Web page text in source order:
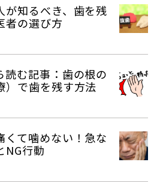
が知るべき、歯を残
者の選び方
読む記事：歯の根の
）で歯を残す方法
くて噛めない！急な
NG行動